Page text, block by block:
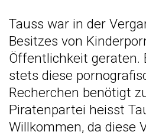
Tauss war in der
Besitzes von
Öffentlichkeit geraten.
stets diese
Recherchen benötigt
Piratenpartei heisst
Willkommen, da diese